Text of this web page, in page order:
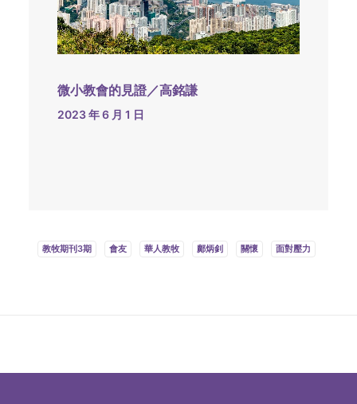
微小教會的見證／高銘謙
2023 年 6 月 1 日
教牧期刊3期 會友 華人教牧 鄺炳釗 關懷 面對壓力